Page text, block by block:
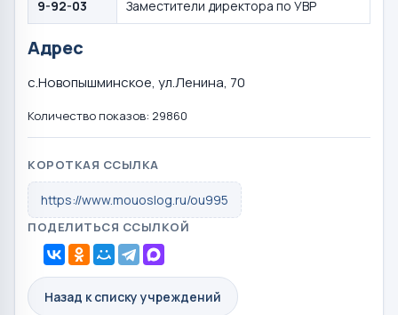
9-92-03 Заместители директора по УВР
Адрес
с.Новопышминское, ул.Ленина, 70
Количество показов: 29860
КОРОТКАЯ ССЫЛКА
https://www.mouoslog.ru/ou995
ПОДЕЛИТЬСЯ ССЫЛКОЙ
Назад к списку учреждений